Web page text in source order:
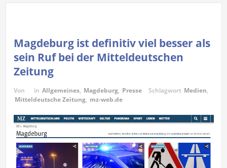
Magdeburg ist definitiv viel besser als
sein Ruf bei der Mitteldeutschen
Zeitung
Von in Allgemeines, Magdeburg, Presse Schlagwort Medien,
Mitteldeutsche Zeitung, mz-web.de